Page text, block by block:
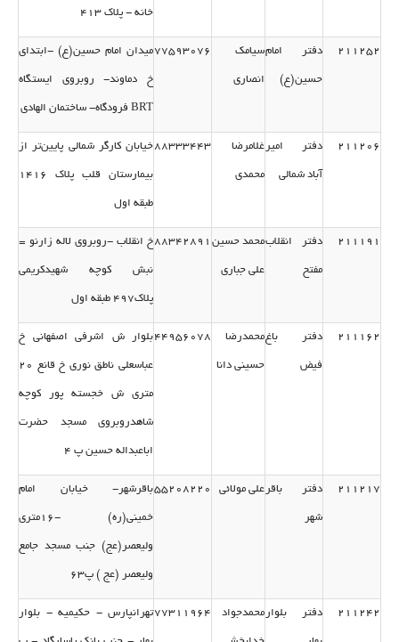
خانه - پلاك 413
211252 دفتر امام
حسین(ع)
سیامك
انصاری
77593076میدان امام حسین(ع) -ابتدای
خ دماوند- روبروی ایستگاه
BRT فرودگاه- ساختمان الهادی
211206 دفتر امیر
آباد شمالی
غلامرضا
محمدی
88333443خیابان كارگر شمالی پایین‌تر از
بیمارستان قلب پلاك 1416
طبقه اول
211191 دفتر انقلاب
مفتح
محمد حسین
علی جباری
88342891خ انقلاب -روبروی لاله زارنو =
نبش كوچه شهیدكریمی
پلاك497 طبقه اول
211162 دفتر باغ
فیض
محمدرضا
حسینی دانا
44956078بلوار ش اشرفی اصفهانی خ
عباسعلی ناطق نوری خ قانع 20
متری ش خجسته پور كوچه
شاهدروبروی مسجد حضرت
اباعبداله حسین پ 4
211217 دفتر باقر
شهر
علی مولائی 55208220باقرشهر- خیابان امام
خمینی(ره) -16متری
ولیعصر(عج) جنب مسجد جامع
ولیعصر (عج ) پ63
211242 دفتر بلوار محمدجواد 77311964تهرانپارس - حكیمیه - بلوار